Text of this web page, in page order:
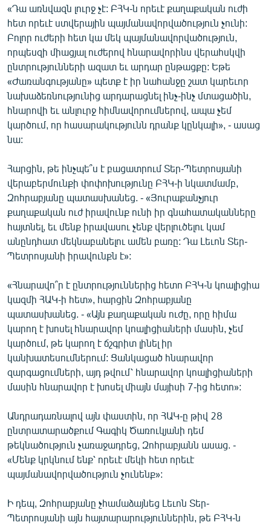
«Դա առնվազն լուրջ չէ: ԲՀԿ-ն որեւէ քաղաքական ուժի
հետ որեւէ ստվերային պայմանավորվածություն չունի:
Բոլոր ուժերի հետ կա մեկ պայմանավորվածություն,
որպեսզի միացյալ ուժերով հնարավորինս վերահսկվի
ընտրությունների ազատ եւ արդար ընթացքը: Եթե
«Ժառանգությանը» պետք է իր նահանջը շատ կարեւոր
նախաձեռնությունից արդարացնել ինչ-ինչ մտացածին,
հնարովի եւ անլուրջ հիմնավորումներով, ապա չեմ
կարծում, որ հասարակությունն դրանք կընկալի», - ասաց
նա:
Հարցին, թե ինչպե՞ս է բացատրում Տեր-Պետրոսյանի
վերաբերմունքի փոփոխությունը ԲՀԿ-ի նկատմամբ,
Զոհրաբյանը պատասխանեց. - «Յուրաքանչյուր
քաղաքական ուժ իրավունք ունի իր գնահատականները
հայտնել, եւ մենք իրավասու չենք վերլուծելու կամ
անընդհատ մեկնաբանելու ամեն բառը: Դա Լեւոն Տեր-
Պետրոսյանի իրավունքն է»:
«Հնարավո՞ր է ընտրություններից հետո ԲՀԿ-ն կոալիցիա
կազմի ՀԱԿ-ի հետ», հարցին Զոհրաբյանը
պատասխանեց. - «Այն քաղաքական ուժը, որը հիմա
կարող է խոսել հնարավոր կոալիցիաների մասին, չեմ
կարծում, թե կարող է ճշգրիտ լինել իր
կանխատեսումներում: Ցանկացած հնարավոր
զարգացումների, այդ թվում՝ հնարավոր կոալիցիաների
մասին հնարավոր է խոսել միայն մայիսի 7-ից հետո»:
Անդրադառնալով այն փաստին, որ ՀԱԿ-ը թիվ 28
ընտրատարածքում Գագիկ Ծառուկյանի դեմ
թեկնածություն չառաջադրեց, Զոհրաբյանն ասաց. -
«Մենք կրկնում ենք՝ որեւէ մեկի հետ որեւէ
պայմանավորվածություն չունենք»:
Ի դեպ, Զոհրաբյանը չհամաձայնեց Լեւոն Տեր-
Պետրոսյանի այն հայտարարություններին, թե ԲՀԿ-ն